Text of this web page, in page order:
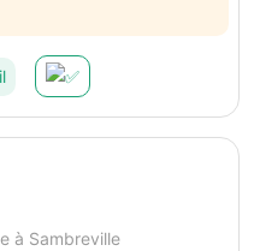
à Sambreville